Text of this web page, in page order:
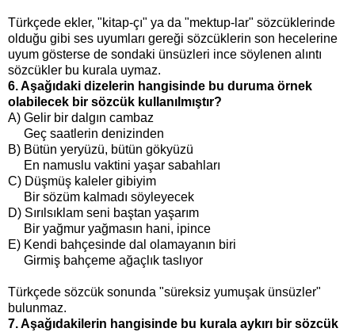
Türkçede ekler, "kitap-çı" ya da "mektup-lar" sözcüklerinde
olduğu gibi ses uyumları gereği sözcüklerin son hecelerine
uyum gösterse de sondaki ünsüzleri ince söylenen alıntı
sözcükler bu kurala uymaz.
6. Aşağıdaki dizelerin hangisinde bu duruma örnek
olabilecek bir sözcük kullanılmıştır?
A) Gelir bir dalgın cambaz
Geç saatlerin denizinden
B) Bütün yeryüzü, bütün gökyüzü
En namuslu vaktini yaşar sabahları
C) Düşmüş kaleler gibiyim
Bir sözüm kalmadı söyleyecek
D) Sırılsıklam seni baştan yaşarım
Bir yağmur yağmasın hani, ipince
E) Kendi bahçesinde dal olamayanın biri
Girmiş bahçeme ağaçlık taslıyor
Türkçede sözcük sonunda "süreksiz yumuşak ünsüzler"
bulunmaz.
7. Aşağıdakilerin hangisinde bu kurala aykırı bir sözcük